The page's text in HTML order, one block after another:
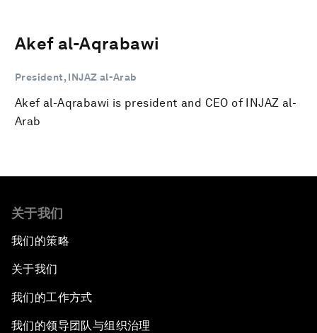
Akef al-Aqrabawi
President, INJAZ al-Arab
Akef al-Aqrabawi is president and CEO of INJAZ al-
Arab
关于我们
我们的策略
关于我们
我们的工作方式
我们的领导团队与组织治理